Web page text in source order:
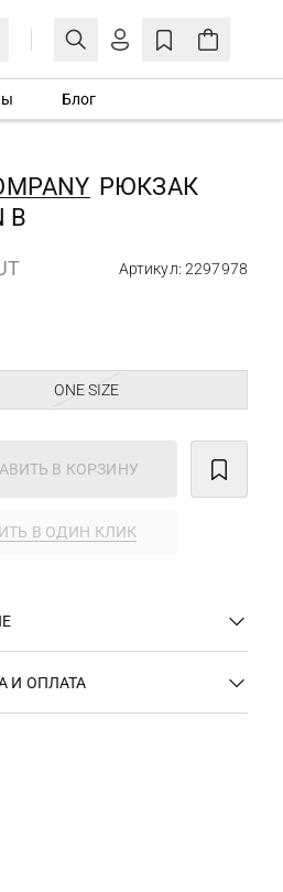
ЛИЧНЫЙ КАБИНЕТ
СОЗДАТЬ УЧЕТНУЮ ЗАПИСЬ
Блог
РЮКЗАК
B
Артикул: 2297978
ONE SIZE
В КОРЗИНУ
В ОДИН КЛИК
И ОПЛАТА